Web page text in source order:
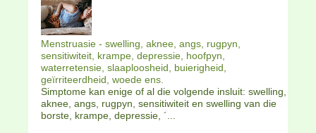
Menstruasie - swelling, aknee, angs, rugpyn,
sensitiwiteit, krampe, depressie, hoofpyn,
waterretensie, slaaploosheid, buierigheid,
geïrriteerdheid, woede ens.
Simptome kan enige of al die volgende insluit: swelling,
aknee, angs, rugpyn, sensitiwiteit en swelling van die
borste, krampe, depressie, ´...